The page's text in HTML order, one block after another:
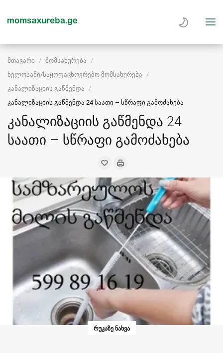
მთავარი
მომსახურება
ხელოსანი/საყოფაცხოვრებო მომსახურება
კანალიზაციის გაწმენდა
კანალიზაციის გაწმენდა 24 საათი – სწრაფი გამოძახება
კანალიზაციის გაწმენდა 24
საათი – სწრაფი გამოძახება
ᲠᲣᲙᲐᲖᲔ ᲜᲐᲮᲕᲐ